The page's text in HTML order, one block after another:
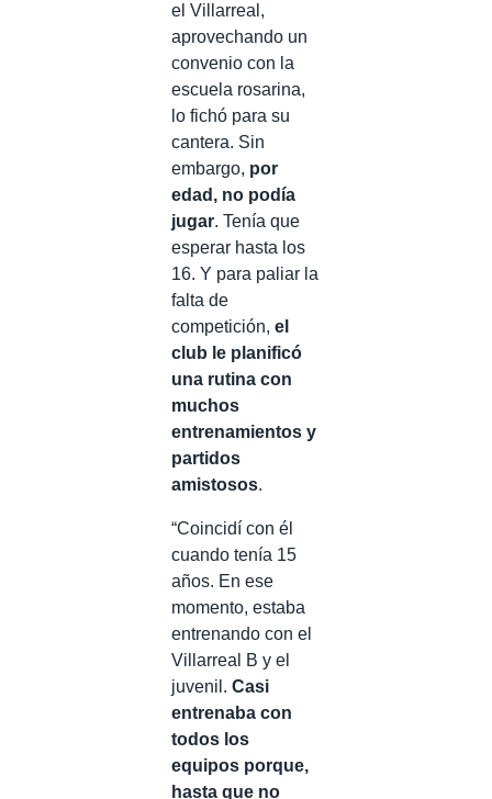
el Villarreal,
aprovechando un
convenio con la
escuela rosarina,
lo fichó para su
cantera. Sin
embargo, por
edad, no podía
jugar. Tenía que
esperar hasta los
16. Y para paliar la
falta de
competición, el
club le planificó
una rutina con
muchos
entrenamientos y
partidos
amistosos.
“Coincidí con él
cuando tenía 15
años. En ese
momento, estaba
entrenando con el
Villarreal B y el
juvenil. Casi
entrenaba con
todos los
equipos porque,
hasta que no